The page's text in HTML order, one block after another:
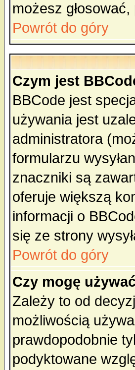
możesz
Powrót do góry
Czym jest
BBCode jest
używania jest
administratora
formularzu
znaczniki są
oferuje większą
informacji o
się ze strony
Powrót do góry
Czy mogę
Zależy to od
możliwością
prawdopodobnie
podyktowane